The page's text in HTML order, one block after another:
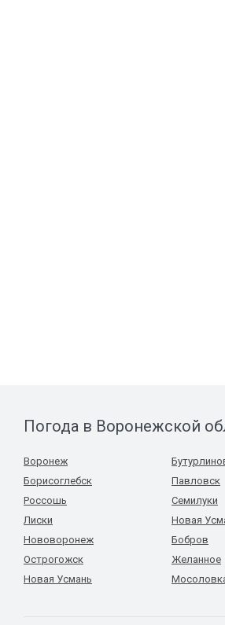
Погода в Воронежской
Воронеж
Борисоглебск
Россошь
Лиски
Нововоронеж
Острогожск
Новая Усмань
Павловск
Семилуки
Новая
Бобров
Желанное